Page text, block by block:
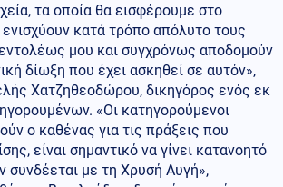
τα οποία θα εισφέρουμε στο
κατά τρόπο απόλυτο τους
μου και συγχρόνως αποδομούν
δίωξη που έχει ασκηθεί σε αυτόν»,
Χατζηθεοδώρου, δικηγόρος ενός εκ
«Οι κατηγορούμενοι
ο καθένας για τις πράξεις που
είναι σημαντικό να γίνει κατανοητό
συνδέεται με τη Χρυσή Αυγή»,